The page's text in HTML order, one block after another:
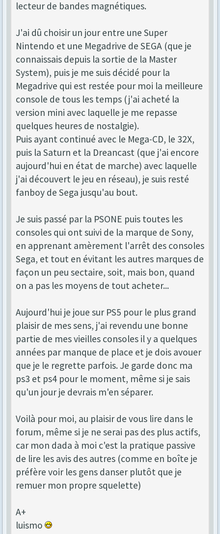
lecteur de bandes magnétiques.
J'ai dû choisir un jour entre une Super
Nintendo et une Megadrive de SEGA (que je
connaissais depuis la sortie de la Master
System), puis je me suis décidé pour la
Megadrive qui est restée pour moi la meilleure
console de tous les temps (j'ai acheté la
version mini avec laquelle je me repasse
quelques heures de nostalgie).
Puis ayant continué avec le Mega-CD, le 32X,
puis la Saturn et la Dreancast (que j'ai encore
aujourd'hui en état de marche) avec laquelle
j'ai découvert le jeu en réseau), je suis resté
fanboy de Sega jusqu'au bout.
Je suis passé par la PSONE puis toutes les
consoles qui ont suivi de la marque de Sony,
en apprenant amèrement l'arrêt des consoles
Sega, et tout en évitant les autres marques de
façon un peu sectaire, soit, mais bon, quand
on a pas les moyens de tout acheter...
Aujourd'hui je joue sur PS5 pour le plus grand
plaisir de mes sens, j'ai revendu une bonne
partie de mes vieilles consoles il y a quelques
années par manque de place et je dois avouer
que je le regrette parfois. Je garde donc ma
ps3 et ps4 pour le moment, même si je sais
qu'un jour je devrais m'en séparer.
Voilà pour moi, au plaisir de vous lire dans le
forum, même si je ne serai pas des plus actifs,
car mon dada à moi c'est la pratique passive
de lire les avis des autres (comme en boîte je
préfère voir les gens danser plutôt que je
remuer mon propre squelette)
A+
luismo